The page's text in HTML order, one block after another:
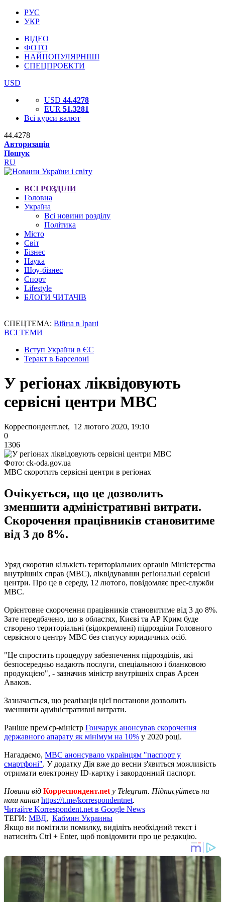
РУС
УКР
ВІДЕО
ФОТО
НАЙПОПУЛЯРНІШІ
СПЕЦПРОЕКТИ
USD
USD 44.4278
EUR 51.3281
Всі курси валют
44.4278
Авторизація
Пошук
RU
ВСІ РОЗДІЛИ
Головна
Україна
Всі новини розділу
Політика
Місто
Світ
Бізнес
Наука
Шоу-бізнес
Спорт
Lifestyle
БЛОГИ ЧИТАЧІВ
СПЕЦТЕМА: Війна в Ірані
ВСІ ТЕМИ
Вступ України в ЄС
Теракт в Барселоні
У регіонах ліквідовують
сервісні центри МВС
Корреспондент.net, 12 лютого 2020, 19:10
0
1306
Фото: ck-oda.gov.ua
МВС скоротить сервісні центри в регіонах
Очікується, що це дозволить
зменшити адміністративні витрати.
Скорочення працівників становитиме
від 3 до 8%.
Уряд скоротив кількість територіальних органів Міністерства
внутрішніх справ (МВС), ліквідувавши регіональні сервісні
центри. Про це в середу, 12 лютого, повідомляє прес-служби
МВС.
Орієнтовне скорочення працівників становитиме від 3 до 8%.
Зате передбачено, що в областях, Києві та АР Крим буде
створено територіальні (відокремлені) підрозділи Головного
сервісного центру МВС без статусу юридичних осіб.
"Це спростить процедуру забезпечення підрозділів, які
безпосередньо надають послуги, спеціальною і бланковою
продукцією", - зазначив міністр внутрішніх справ Арсен
Аваков.
Зазначається, що реалізація цієї постанови дозволить
зменшити адміністративні витрати.
Раніше прем'єр-міністр Гончарук анонсував скорочення
державного апарату як мінімум на 10% у 2020 році.
Нагадаємо, МВС анонсувало українцям "паспорт у
смартфоні". У додатку Дія вже до весни з'явиться можливість
отримати електронну ID-картку і закордонний паспорт.
Новини від Корреспондент.net у Telegram. Підписуйтесь на
наш канал https://t.me/korrespondentnet.
Читайте Korrespondent.net в Google News
ТЕГИ: МВД, Кабмин Украины
Якщо ви помітили помилку, виділіть необхідний текст і
натисніть Ctrl + Enter, щоб повідомити про це редакцію.